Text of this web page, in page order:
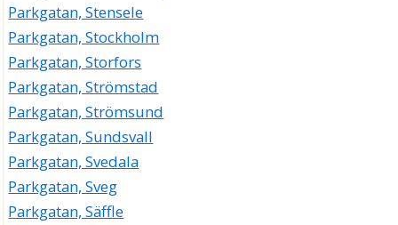
Parkgatan, Stensele
Parkgatan, Stockholm
Parkgatan, Storfors
Parkgatan, Strömstad
Parkgatan, Strömsund
Parkgatan, Sundsvall
Parkgatan, Svedala
Parkgatan, Sveg
Parkgatan, Säffle